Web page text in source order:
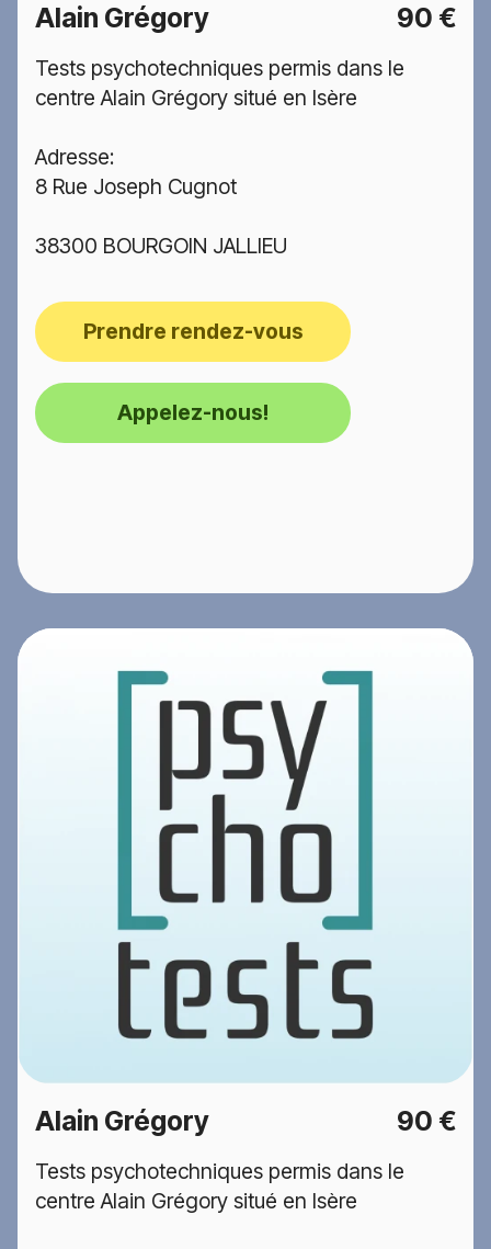
Alain Grégory 90 €
Tests psychotechniques permis dans le
centre Alain Grégory situé en Isère
Adresse:
8 Rue Joseph Cugnot
38300 BOURGOIN JALLIEU
Prendre rendez-vous
Appelez-nous!
Alain Grégory 90 €
Tests psychotechniques permis dans le
centre Alain Grégory situé en Isère